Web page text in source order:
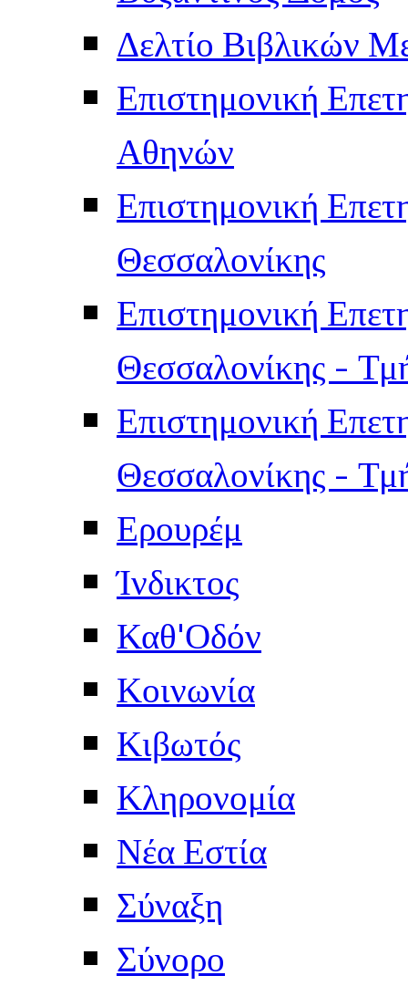
Δελτίο Βιβλικών
Επιστημονική
Αθηνών
Επιστημονική
Θεσσαλονίκης
Επιστημονική
Θεσσαλονίκης -
Επιστημονική
Θεσσαλονίκης -
Ερουρέμ
Ίνδικτος
Καθ'Οδόν
Κοινωνία
Κιβωτός
Κληρονομία
Νέα Εστία
Σύναξη
Σύνορο